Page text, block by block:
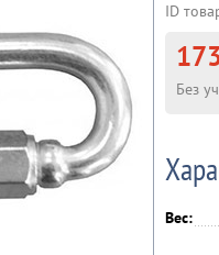
ID
Без
Вес: